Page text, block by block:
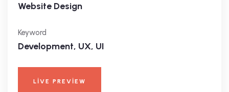
Website Design
Keyword
Development, UX, UI
LIVE PREVIEW